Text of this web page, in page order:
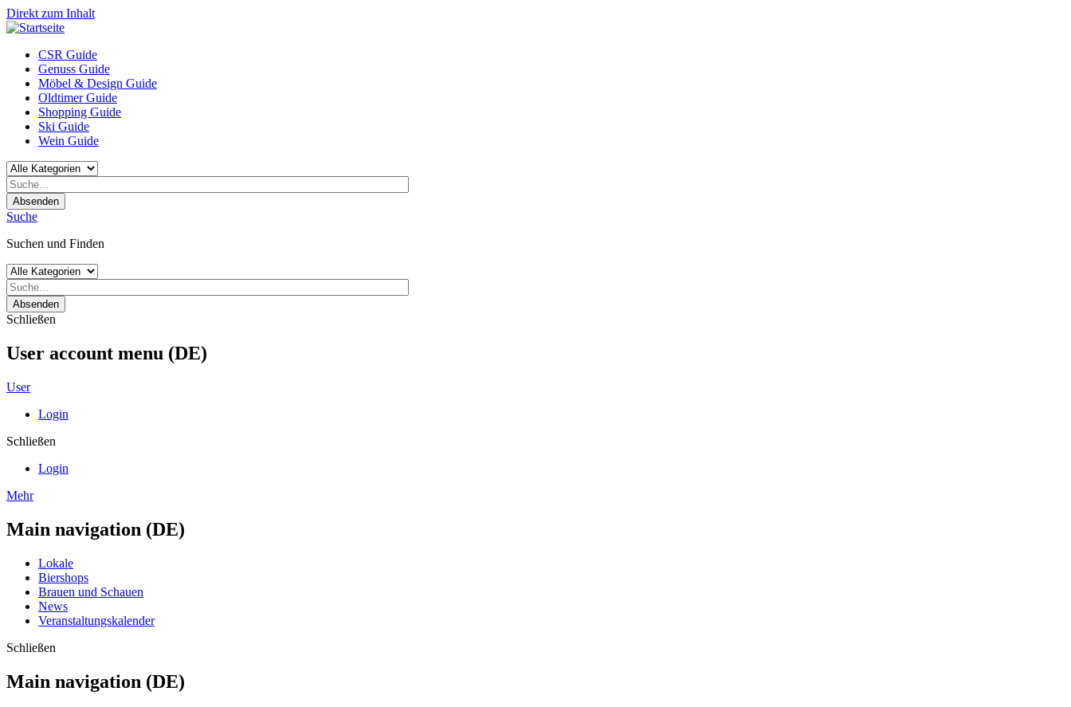
Direkt zum Inhalt
CSR Guide
Genuss Guide
Möbel & Design Guide
Oldtimer Guide
Shopping Guide
Ski Guide
Wein Guide
Absenden
Suche
Suchen und Finden
Absenden
Schließen
User account menu (DE)
User
Login
Schließen
Login
Mehr
Main navigation (DE)
Lokale
Biershops
Brauen und Schauen
News
Veranstaltungskalender
Schließen
Main navigation (DE)